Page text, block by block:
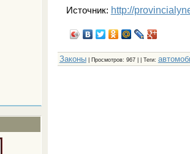
Источник: http://
Законы Просмотров: 967 | | Теги: